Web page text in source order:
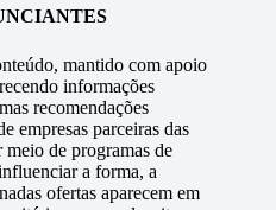
mantido com apoio
informações
recomendações
empresas parceiras das
meio de programas de
a forma, a
ofertas aparecem em